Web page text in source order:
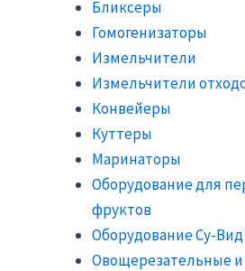
Бликсеры
Гомогенизаторы
Измельчители
Измельчители
Конвейеры
Куттеры
Маринаторы
Оборудование для
фруктов
Оборудование Су-Вид
Овощерезательные